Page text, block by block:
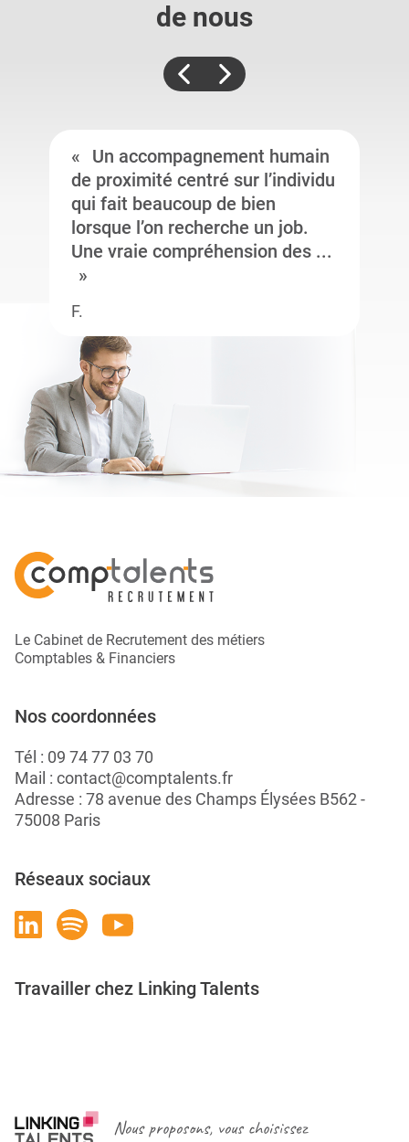
de nous
Un accompagnement humain
de proximité centré sur l’individu
qui fait beaucoup de bien
lorsque l’on recherche un job.
Une vraie compréhension des ...
F.
Le Cabinet de Recrutement des métiers
Comptables & Financiers
Nos coordonnées
Tél : 09 74 77 03 70
Mail : contact@comptalents.fr
Adresse : 78 avenue des Champs Élysées B562 -
75008 Paris
Réseaux sociaux
Travailler chez Linking Talents
Nous proposons, vous choisissez